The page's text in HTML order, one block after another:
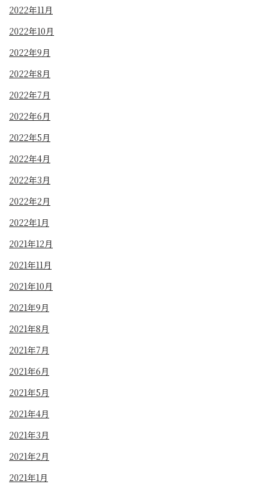
2022年11月
2022年10月
2022年9月
2022年8月
2022年7月
2022年6月
2022年5月
2022年4月
2022年3月
2022年2月
2022年1月
2021年12月
2021年11月
2021年10月
2021年9月
2021年8月
2021年7月
2021年6月
2021年5月
2021年4月
2021年3月
2021年2月
2021年1月